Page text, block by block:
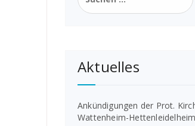
Aktuelles
Ankündigungen der Prot.
Wattenheim-